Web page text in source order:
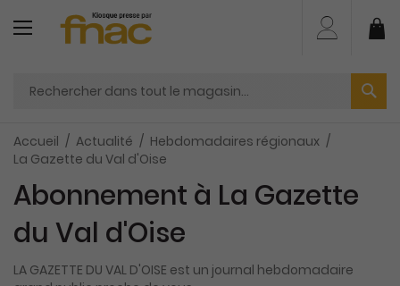
contenu
Accueil Actualité
Hebdomadaires régionaux
La Gazette du Val d'Oise
Abonnement à La Gazette
du Val d'Oise
LA GAZETTE DU VAL D'OISE est un journal hebdomadaire